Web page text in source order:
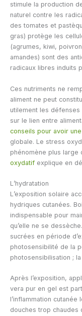
stimule la production
naturel contre les
des tomates et
gras) protège les
(agrumes, kiwi,
amandes) sont des
radicaux libres induits
Ces nutriments ne
aliment ne peut
utilement les défenses
sur le lien entre
conseils pour avoir
globale. Le stress
phénomène plus large
oxydatif explique en
L’hydratation
L’exposition solaire
hydriques cutanées.
indispensable pour
qu’elle ne se
sucrées en période
photosensibilité de la
photosensibilisation ;
Après l’exposition,
vera pur en gel est
l’inflammation cutanée
douches trop chaudes